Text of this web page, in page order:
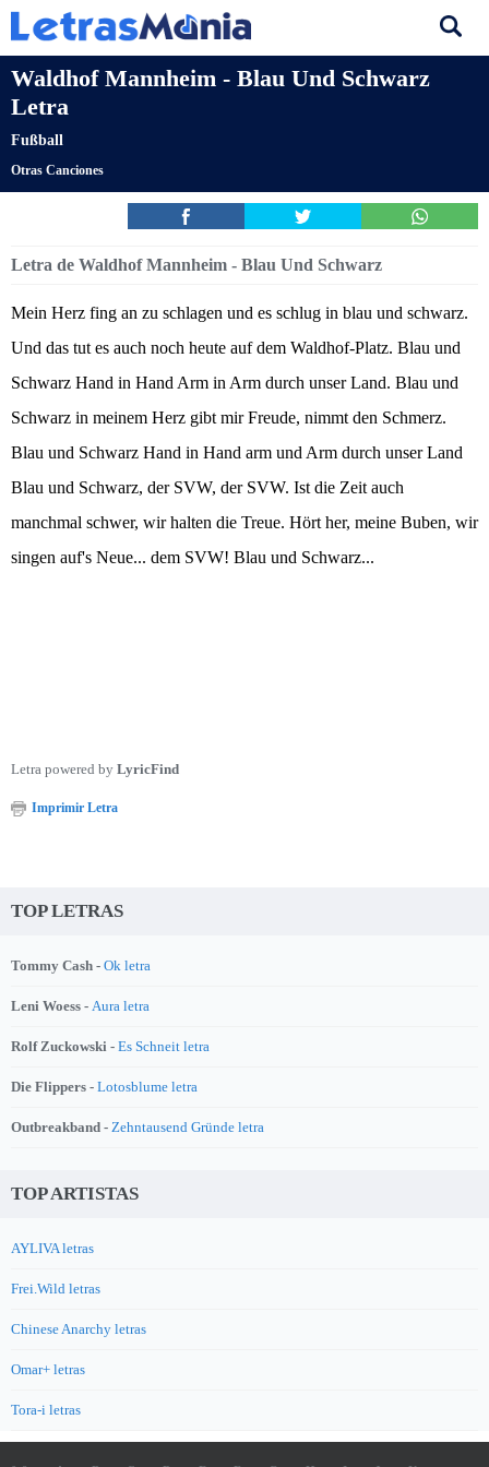
Waldhof Mannheim - Blau Und Schwarz
Letra
Fußball
Otras Canciones
Letra de Waldhof Mannheim - Blau Und Schwarz
Mein Herz fing an zu schlagen und es schlug in blau und schwarz.
Und das tut es auch noch heute auf dem Waldhof-Platz. Blau und
Schwarz Hand in Hand Arm in Arm durch unser Land. Blau und
Schwarz in meinem Herz gibt mir Freude, nimmt den Schmerz.
Blau und Schwarz Hand in Hand arm und Arm durch unser Land
Blau und Schwarz, der SVW, der SVW. Ist die Zeit auch
manchmal schwer, wir halten die Treue. Hört her, meine Buben, wir
singen auf's Neue... dem SVW! Blau und Schwarz...
Letra powered by LyricFind
Imprimir Letra
TOP LETRAS
Tommy Cash - Ok letra
Leni Woess - Aura letra
Rolf Zuckowski - Es Schneit letra
Die Flippers - Lotosblume letra
Outbreakband - Zehntausend Gründe letra
TOP ARTISTAS
AYLIVA letras
Frei.Wild letras
Chinese Anarchy letras
Omar+ letras
Tora-i letras